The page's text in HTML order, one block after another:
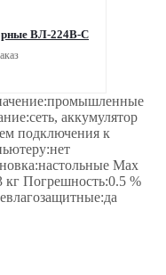
ВЛ-224В-С
аккумулятор
подключения к
Мах
кг Погрешность:0.5 %